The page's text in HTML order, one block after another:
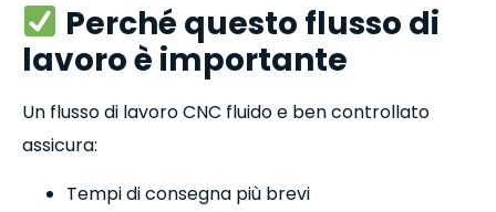
Perché questo flusso di
lavoro è importante
Un flusso di lavoro CNC fluido e ben controllato
assicura:
Tempi di consegna più brevi